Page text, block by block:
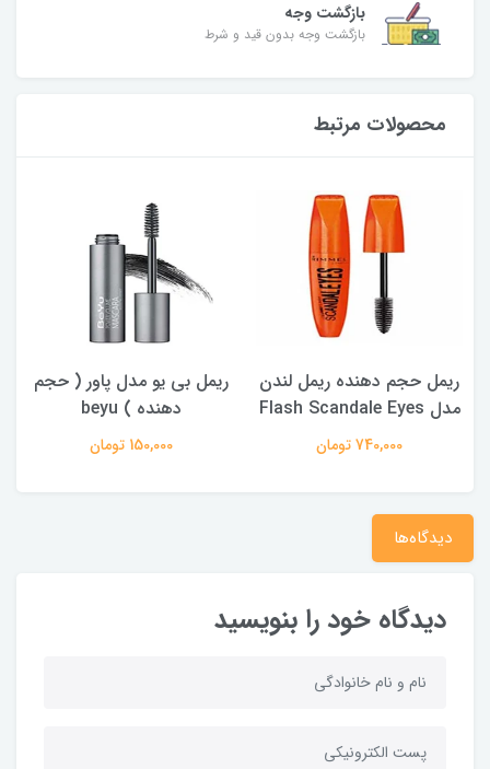
بازگشت وجه
بازگشت وجه بدون قید و شرط
محصولات مرتبط
ریمل حجم دهنده ریمل لندن
مدل Flash Scandale Eyes
740,000 تومان
ریمل بی یو مدل پاور ( حجم
دهنده ) beyu
150,000 تومان
دیدگاه‌ها
دیدگاه خود را بنویسید